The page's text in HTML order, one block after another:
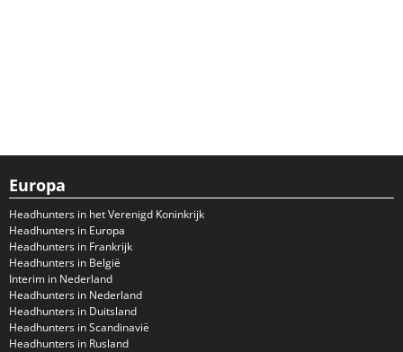
Europa
Headhunters in het Verenigd Koninkrijk
Headhunters in Europa
Headhunters in Frankrijk
Headhunters in België
Interim in Nederland
Headhunters in Nederland
Headhunters in Duitsland
Headhunters in Scandinavië
Headhunters in Rusland